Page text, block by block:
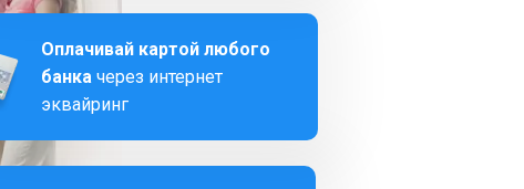
Оплачивай картой любого
банкачерез интернет
эквайринг